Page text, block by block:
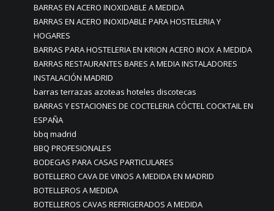
BARRAS EN ACERO INOXIDABLE A MEDIDA
BARRAS EN ACERO INOXIDABLE PARA HOSTELERIA Y
HOGARES
BARRAS PARA HOSTELERIA EN KRION ACERO INOX A MEDIDA
BARRAS RESTAURANTES BARES A MEDIA INSTALADORES
INSTALACIÓN MADRID
barras terrazas azoteas hoteles discotecas
BARRAS Y ESTACIONES DE COCTELERIA CÓCTEL COCKTAIL EN
ESPAÑA
bbq madrid
BBQ PROFESIONALES
BODEGAS PARA CASAS PARTICULARES
BOTELLERO CAVA DE VINOS A MEDIDA EN MADRID
BOTELLEROS A MEDIDA
BOTELLEROS CAVAS REFRIGERADOS A MEDIDA